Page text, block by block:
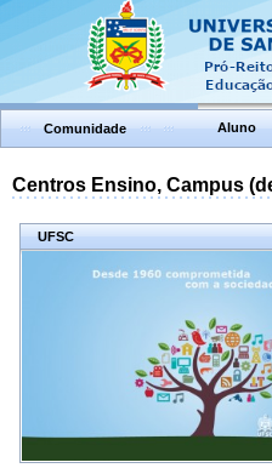
Comunidade Aluno
Centros Ensino, Campus
UFSC